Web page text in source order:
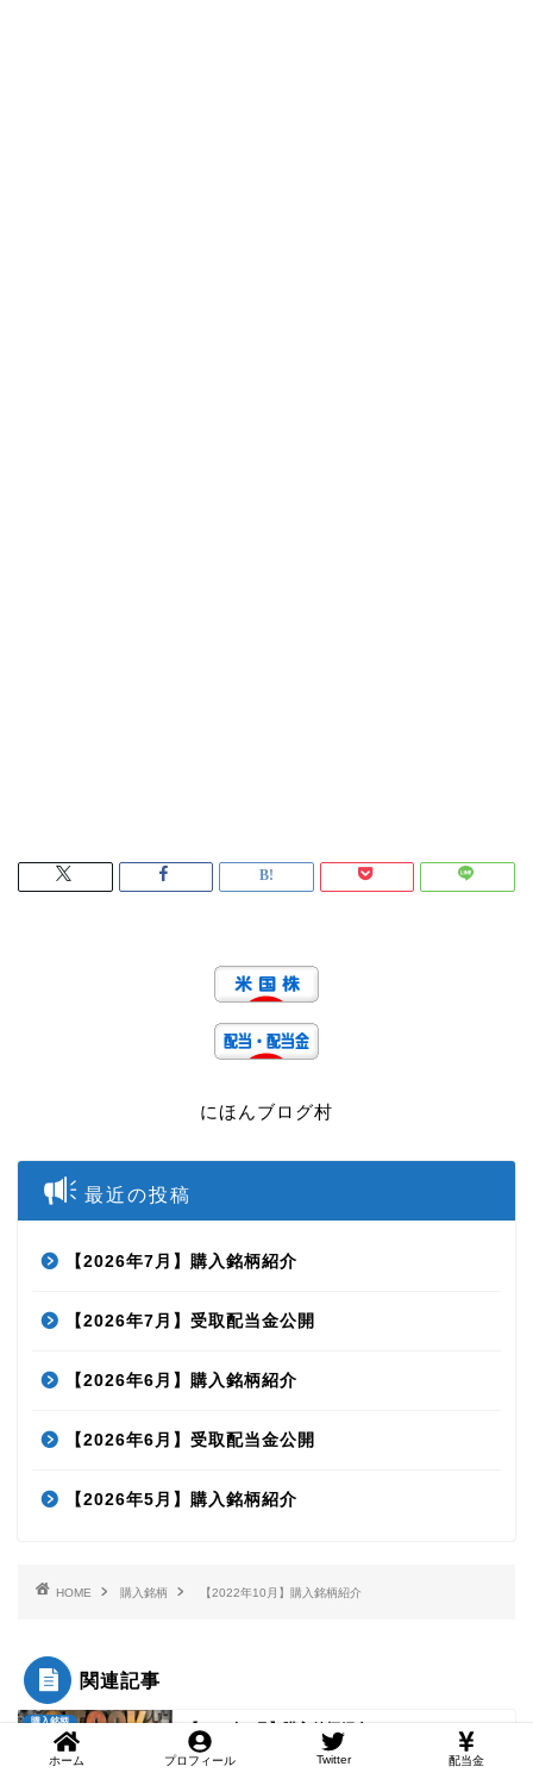
にほんブログ村
最近の投稿
【2026年7月】購入銘柄紹介
【2026年7月】受取配当金公開
【2026年6月】購入銘柄紹介
【2026年6月】受取配当金公開
【2026年5月】購入銘柄紹介
HOME 購入銘柄 【2022年10月】購入銘柄紹介
関連記事
購入銘柄 【2025年8月】購入銘柄紹介
ホーム プロフィール Twitter 配当金